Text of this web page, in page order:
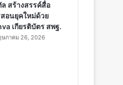
สร้างสรรค์สื่อ
สอนยุคใหม่ด้วย
เกียรติบัตร สพฐ.
ษภาคม 26, 2026